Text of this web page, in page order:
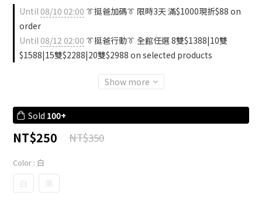
Until08/10 02:00 👔挺爸加碼👔 限時3天 滿$1000現折$88 on
order
Until08/12 02:00 👔挺爸行動👔 全館任選 8雙$1388|10雙
$1588|15雙$2288|20雙$2988 on selected products
Show more
Sold 100+
NT$250 NT$350
Color : 白
白 黑